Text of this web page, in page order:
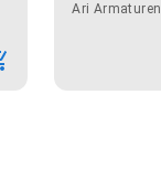
Ari Armaturen